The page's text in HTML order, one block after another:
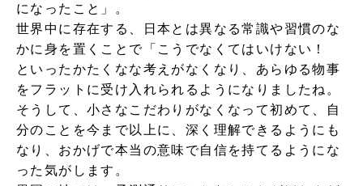
になったこと」。
世界中に存在する、日本とは異なる常識や習慣のな
かに身を置くことで「こうでなくてはいけない！
といったかたくなな考えがなくなり、あらゆる物事
をフラットに受け入れられるようになりましたね。
そうして、小さなこだわりがなくなって初めて、自
分のことを今まで以上に、深く理解できるようにも
なり、おかげで本当の意味で自信を持てるようにな
った気がします。